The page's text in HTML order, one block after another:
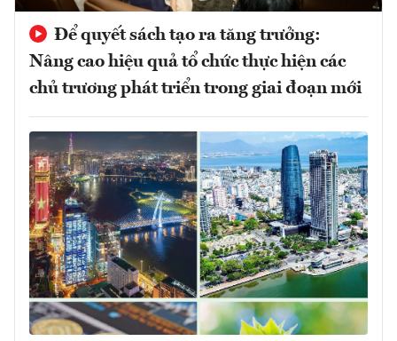
Để quyết sách tạo ra tăng trưởng:
Nâng cao hiệu quả tổ chức thực hiện các
chủ trương phát triển trong giai đoạn mới